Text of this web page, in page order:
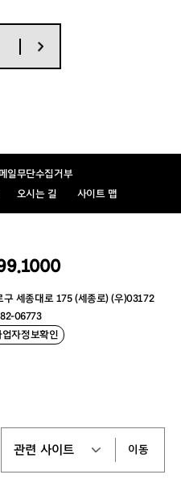
동4층 재무행정팀으로 별도
습니다
약에관한법률시행령 제
정기준 중 제7장 협상에 의한
계약에 관한 법률 시행령
칙 제14조 규정에 따라 자격요
자조달시스템 입찰참가
나라장터
으로 입찰참가자
정부조달콜센터
1588-0800)
일무단수집거부
오시는 길 사이트 맵
세종대로 175 (세종로) (우)03172
06773
업자정보확인
이동